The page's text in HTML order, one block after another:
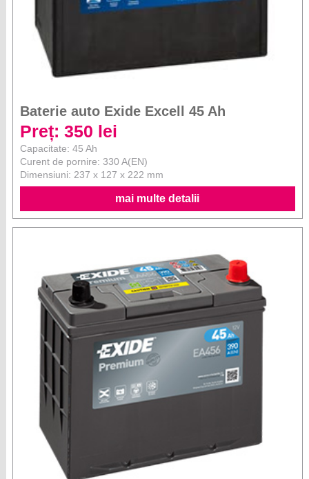
Baterie auto Exide Excell 45 Ah
Preț: 350 lei
Capacitate: 45 Ah
Curent de pornire: 330 A(EN)
Dimensiuni: 237 x 127 x 222 mm
mai multe detalii